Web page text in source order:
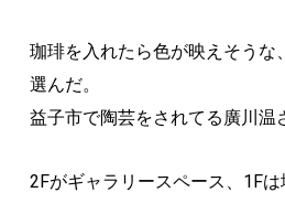
珈琲を入れたら色が映えそうな
選んだ。
益子市で陶芸をされてる廣川温
2Fがギャラリースペース、1F